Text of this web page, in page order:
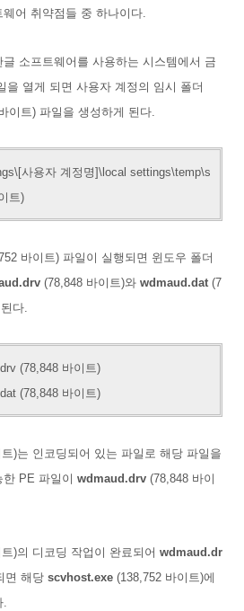
어 취약점들 중 하나이다.
소프트웨어를 사용하는 시스템에서 금
을 열게 되면 사용자 계정의 임시 폴더
이트) 파일을 생성하게 된다.
사용자 계정명]\local settings\temp\s
트)
바이트) 파일이 실행되면 윈도우 폴더
(78,848 바이트)와 wdmaud.dat (7
다.
(78,848 바이트)
(78,848 바이트)
)는 인코딩되어 있는 파일로 해당 파일을
PE 파일이 wdmaud.drv (78,848 바이
)의 디코딩 작업이 완료되어 wdmaud.dr
면 해당 scvhost.exe (138,752 바이트)에
.